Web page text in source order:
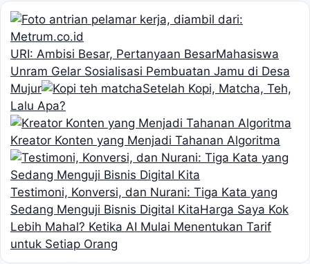
URI: Ambisi Besar, Pertanyaan BesarMahasiswa
Unram Gelar Sosialisasi Pembuatan Jamu di Desa
Mujur
Setelah Kopi, Matcha, Teh,
Lalu Apa?
Kreator Konten yang Menjadi Tahanan Algoritma
Testimoni, Konversi, dan Nurani: Tiga Kata yang
Sedang Menguji Bisnis Digital KitaHarga Saya Kok
Lebih Mahal? Ketika AI Mulai Menentukan Tarif
untuk Setiap Orang